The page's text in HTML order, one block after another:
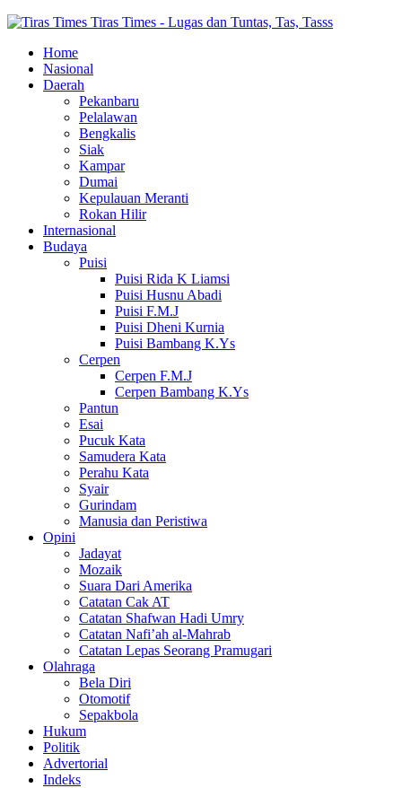
Tiras Times - Lugas dan Tuntas, Tas, Tasss
Home
Nasional
Daerah
Pekanbaru
Pelalawan
Bengkalis
Siak
Kampar
Dumai
Kepulauan Meranti
Rokan Hilir
Internasional
Budaya
Puisi
Puisi Rida K Liamsi
Puisi Husnu Abadi
Puisi F.M.J
Puisi Dheni Kurnia
Puisi Bambang K.Ys
Cerpen
Cerpen F.M.J
Cerpen Bambang K.Ys
Pantun
Esai
Pucuk Kata
Samudera Kata
Perahu Kata
Syair
Gurindam
Manusia dan Peristiwa
Opini
Jadayat
Mozaik
Suara Dari Amerika
Catatan Cak AT
Catatan Shafwan Hadi Umry
Catatan Nafi’ah al-Mahrab
Catatan Lepas Seorang Pramugari
Olahraga
Bela Diri
Otomotif
Sepakbola
Hukum
Politik
Advertorial
Indeks